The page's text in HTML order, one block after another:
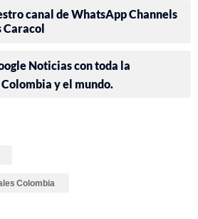
canal de WhatsApp Channels
Caracol
Noticias con toda la
y el mundo.
Colombia